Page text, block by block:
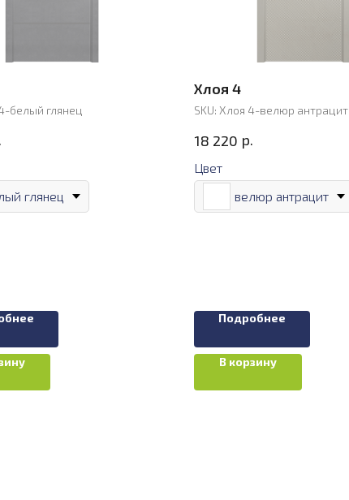
белый глянец
глянец
Хлоя 4
SKU: Хлоя 4-велюр антрацит
18 220 р.
Цвет
велюр антрацит
Подробнее
В корзину